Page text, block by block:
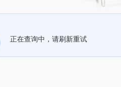
正在查询中，请刷新重试